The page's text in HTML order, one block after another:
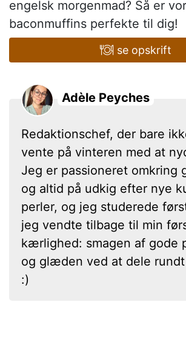
engelsk morgenmad? Så er
baconmuffins perfekte til dig!
se opskrift
Adèle Peyches
Redaktionschef, der bare
vente på vinteren med at
Jeg er passioneret omkring
og altid på udkig efter nye
perler, og jeg studerede
jeg vendte tilbage til min
kærlighed: smagen af gode
og glæden ved at dele
:)